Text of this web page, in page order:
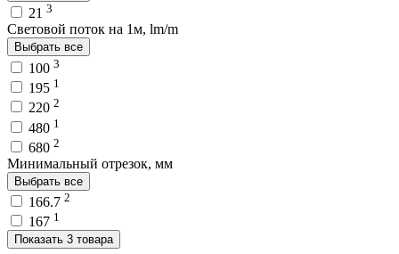
21 3
Световой поток на 1м, lm/m
Выбрать все
100 3
195 1
220 2
480 1
680 2
Минимальный отрезок, мм
Выбрать все
166.7 2
167 1
Показать 3 товара